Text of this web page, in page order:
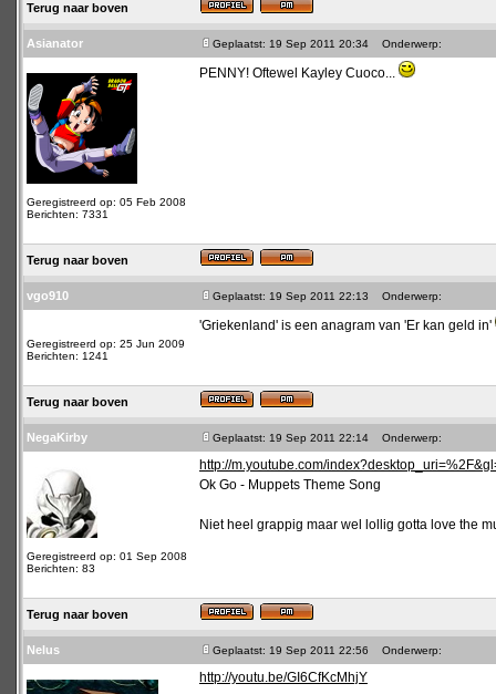
Terug naar boven
Asianator Geplaatst: 19 Sep 2011 20:34 Onderwerp:
Geregistreerd op: 05 Feb 2008
Berichten: 7331
PENNY! Oftewel Kayley Cuoco...
Terug naar boven
vgo910 Geplaatst: 19 Sep 2011 22:13 Onderwerp:
Geregistreerd op: 25 Jun 2009
Berichten: 1241
'Griekenland' is een anagram van 'Er kan geld in'
Terug naar boven
NegaKirby Geplaatst: 19 Sep 2011 22:14 Onderwerp:
Geregistreerd op: 01 Sep 2008
Berichten: 83
http://m.youtube.com/
Ok Go - Muppets Theme Song
Niet heel grappig maar wel lollig gotta love the
Terug naar boven
Nelus Geplaatst: 19 Sep 2011 22:56 Onderwerp:
http://youtu.be/GI6CfKcMhjY